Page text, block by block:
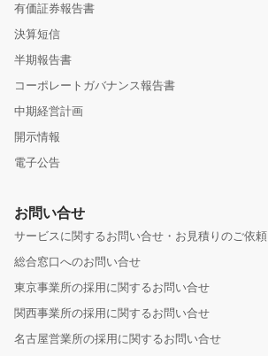
有価証券報告書
決算短信
半期報告書
コーポレートガバナンス報告書
中期経営計画
開示情報
電子公告
お問い合せ
サービスに関するお問い合せ・お見積りのご依頼
総合窓口へのお問い合せ
東京事業所の採用に関するお問い合せ
関西事業所の採用に関するお問い合せ
名古屋営業所の採用に関するお問い合せ